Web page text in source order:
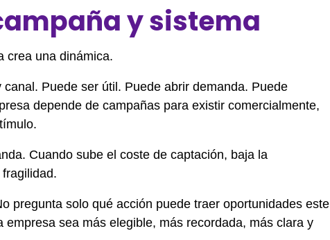
y sistema
crea una dinámica.
Puede ser útil. Puede abrir demanda. Puede
depende de campañas para existir comercialmente,
Cuando sube el coste de captación, baja la
pregunta solo qué acción puede traer oportunidades este
sea más elegible, más recordada, más clara y